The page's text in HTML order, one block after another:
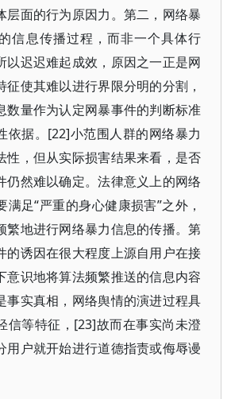
层面的行为原因力。第二，网络暴
信息传播过程，而非一个具体行
以迟迟难起成效，原因之一正是网
征使其难以进行界限分明的分割，
数量作为认定网暴事件的判断标准
依据。[22]小范围人群的网络暴力
性，但从实际损害结果来看，是否
仍然难以确定。法律意义上的网络
足“严重的身心健康损害”之外，
繁地进行网络暴力信息的传播。第
的诱因在很大程度上源自用户在接
意识地将算法频繁推送的信息内容
事实真相，网络舆情的演进过程具
信等特征，[23]故而在事实尚未澄
用户就开始进行道德指责或侮辱谩